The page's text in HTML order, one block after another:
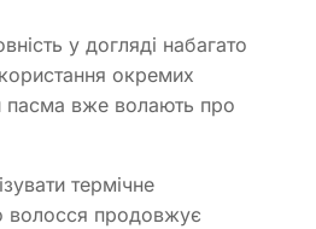
у догляді набагато
окремих
пасма вже волають про
термічне
волосся продовжує